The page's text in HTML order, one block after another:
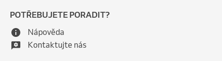
POTŘEBUJETE PORADIT?
Nápověda
Kontaktujte nás